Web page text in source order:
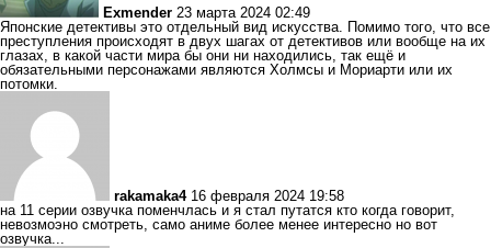
Exmender 23 марта 2024 02:49
Японские детективы это отдельный вид искусства. Помимо того, что все
преступления происходят в двух шагах от детективов или вообще на их
глазах, в какой части мира бы они ни находились, так ещё и
обязательными персонажами являются Холмсы и Мориарти или их
потомки.
rakamaka4 16 февраля 2024 19:58
на 11 серии озвучка поменчлась и я стал путатся кто когда говорит,
невозмоэно смотреть, само аниме более менее интересно но вот
озвучка...